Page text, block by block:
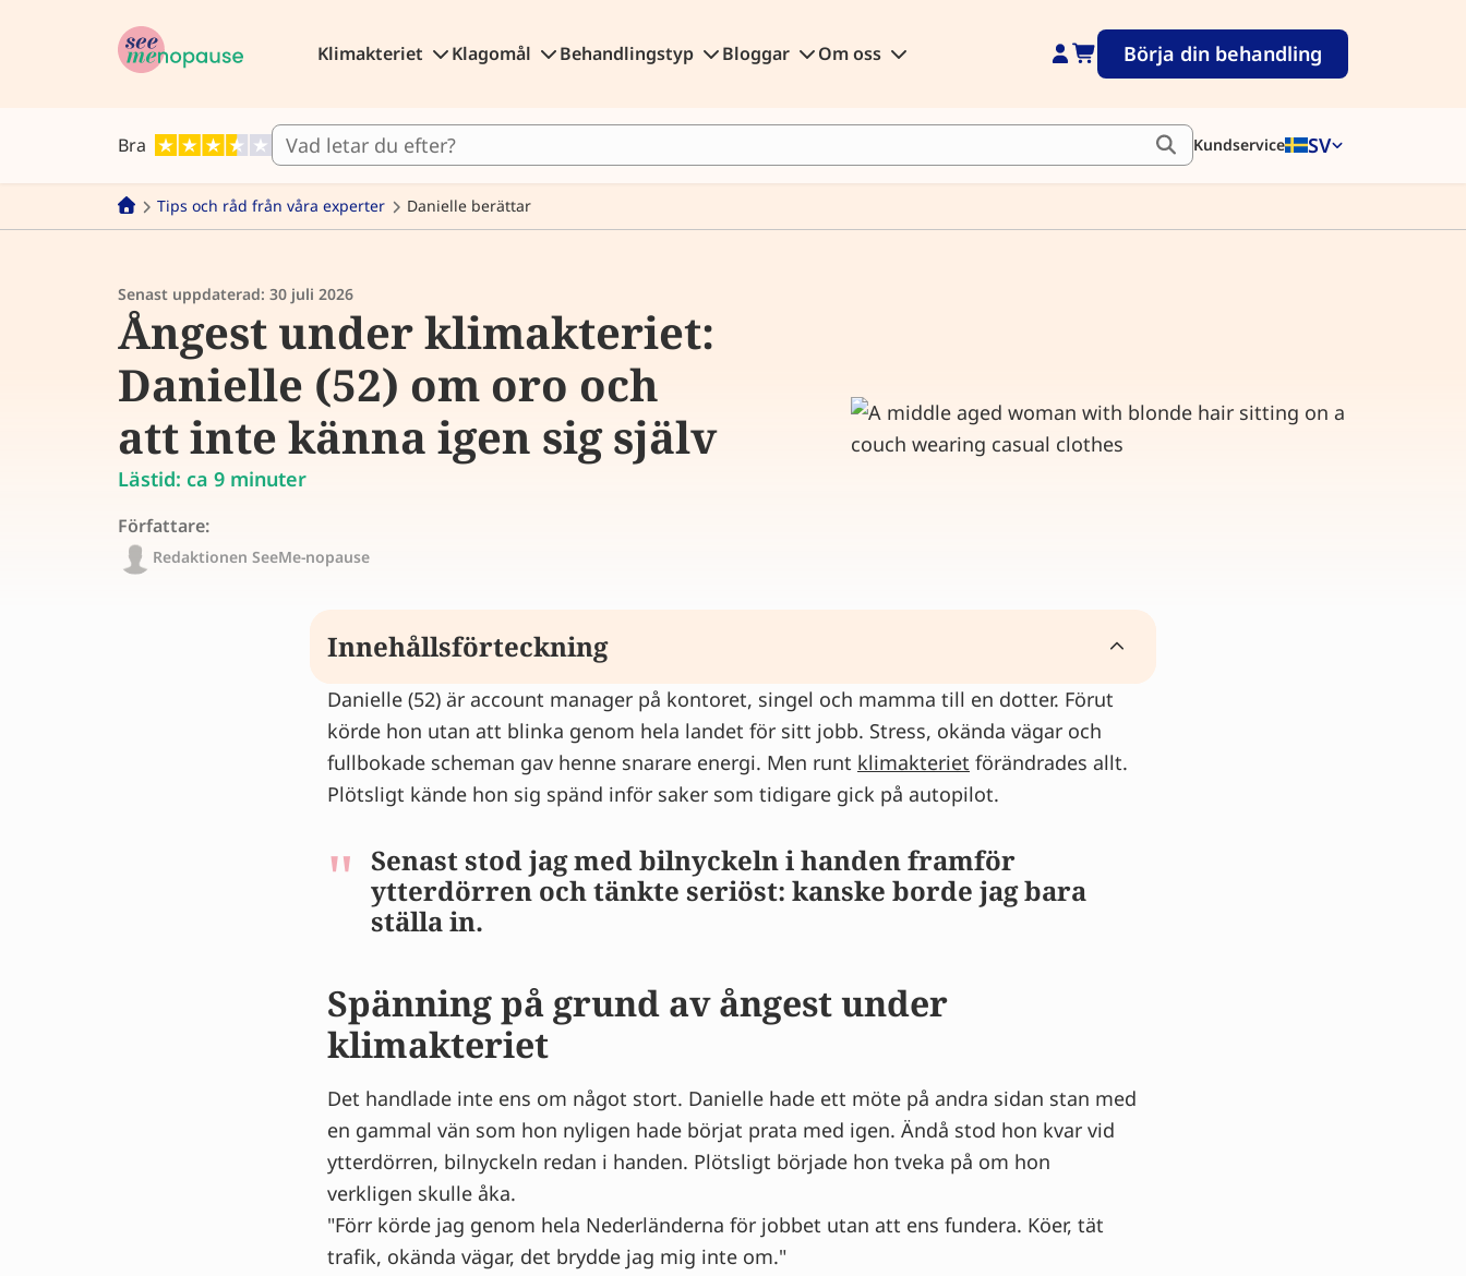
Klimakteriet Klagomål Behandlingstyp Bloggar Om oss Börja din behandling
Bra Kundservice SV
Tips och råd från våra experter Danielle berättar
Senast uppdaterad: 30 juli 2026
Ångest under klimakteriet:
Danielle (52) om oro och
att inte känna igen sig själv
Lästid: ca 9 minuter
Författare:
Redaktionen SeeMe-nopause
Innehållsförteckning
Spänning på grund av ångest under klimakteriet
Från obekymrat liv till att ständigt vara på sin vakt på grund av ångest
Hur små saker fick henne ur balans på grund av ångest
Bilköra gjorde hennes ångest under klimakteriet ännu tydligare
Att söka hjälp vid ångest och ältande under klimakteriet
Ta ångest under klimakteriet på allvar
Vill du veta om du är i klimakteriet? Få svar direkt.
Danielle (52) är account manager på kontoret, singel och mamma till en dotter. Förut
körde hon utan att blinka genom hela landet för sitt jobb. Stress, okända vägar och
fullbokade scheman gav henne snarare energi. Men runt klimakteriet förändrades allt.
Plötsligt kände hon sig spänd inför saker som tidigare gick på autopilot.
Senast stod jag med bilnyckeln i handen framför
ytterdörren och tänkte seriöst: kanske borde jag bara
ställa in.
Spänning på grund av ångest under
klimakteriet
Det handlade inte ens om något stort. Danielle hade ett möte på andra sidan stan med
en gammal vän som hon nyligen hade börjat prata med igen. Ändå stod hon kvar vid
ytterdörren, bilnyckeln redan i handen. Plötsligt började hon tveka på om hon
verkligen skulle åka.
"Förr körde jag genom hela Nederländerna för jobbet utan att ens fundera. Köer, tät
trafik, okända vägar, det brydde jag mig inte om."